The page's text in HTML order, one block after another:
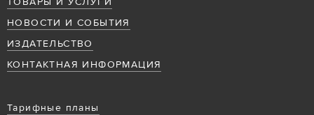
НОВОСТИ И СОБЫТИЯ
ИЗДАТЕЛЬСТВО
КОНТАКТНАЯ ИНФОРМАЦИЯ
Тарифные планы